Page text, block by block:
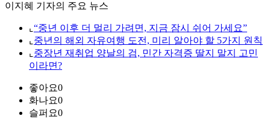
이지혜 기자의 주요 뉴스
⌞ “중년 이후 더 멀리 가려면, 지금 잠시 쉬어 가세요”
⌞ 중년의 해외 자유여행 도전, 미리 알아야 할 5가지 원칙
⌞ 중장년 재취업 양날의 검, 민간 자격증 딸지 말지 고민
이라면?
좋아요0
화나요0
슬퍼요0